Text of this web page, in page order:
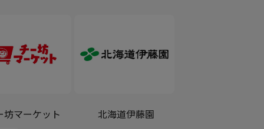
坊マーケット 北海道伊藤園